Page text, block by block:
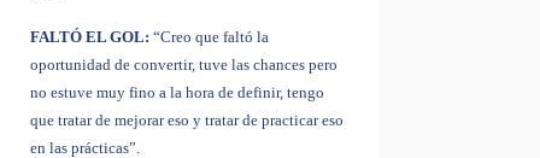
FALTÓ EL GOL: “Creo que faltó la
oportunidad de convertir, tuve las chances pero
no estuve muy fino a la hora de definir, tengo
que tratar de mejorar eso y tratar de practicar eso
en las prácticas”.